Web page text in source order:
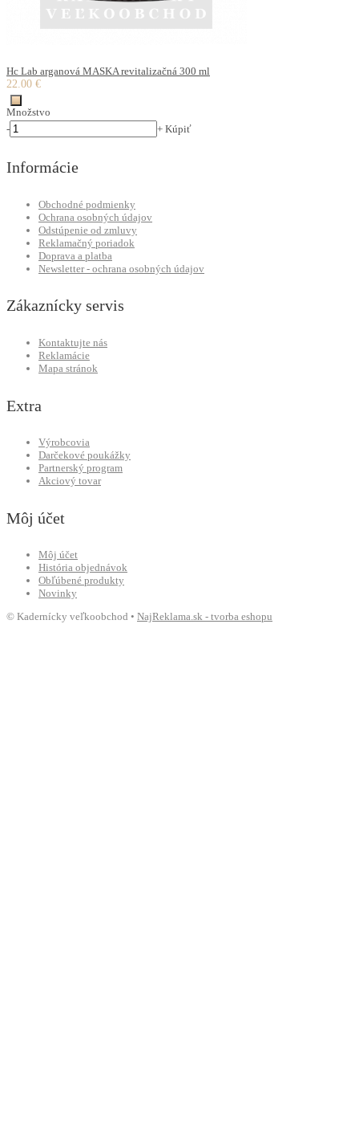
Hc Lab arganová MASKA revitalizačná 300 ml
22.00 €
Množstvo
-
+ Kúpiť
Informácie
Obchodné podmienky
Ochrana osobných údajov
Odstúpenie od zmluvy
Reklamačný poriadok
Doprava a platba
Newsletter - ochrana osobných údajov
Zákaznícky servis
Kontaktujte nás
Reklamácie
Mapa stránok
Extra
Výrobcovia
Darčekové poukážky
Partnerský program
Akciový tovar
Môj účet
Môj účet
História objednávok
Obľúbené produkty
Novinky
© Kadernícky veľkoobchod • NajReklama.sk - tvorba eshopu